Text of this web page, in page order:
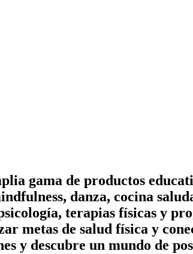
gama de productos
danza, cocina
terapias físicas y
metas de salud física y
y descubre un mundo de